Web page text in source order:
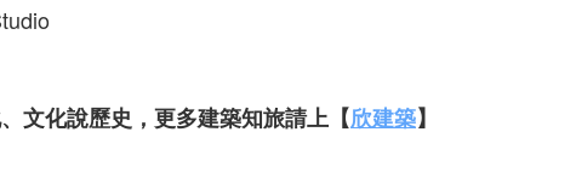
文化說歷史，更多建築知旅請上【欣建築】